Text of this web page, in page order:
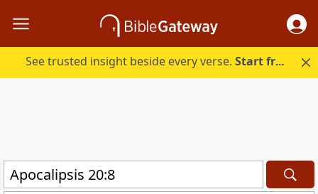
See trusted insight beside every verse.Start free.